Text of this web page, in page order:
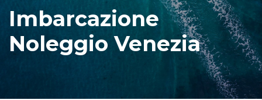
Imbarcazione
Noleggio Venezia